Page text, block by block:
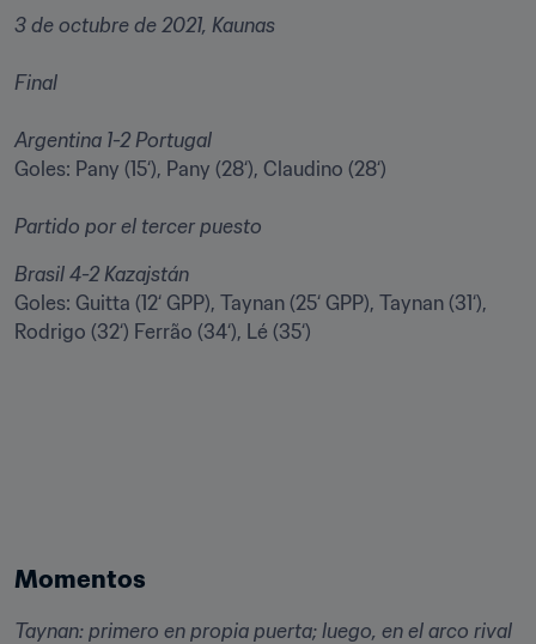
3 de octubre de 2021, Kaunas
Final
Argentina 1-2 Portugal
Goles: Pany (15‘), Pany (28‘), Claudino (28‘)
Partido por el tercer puesto
Brasil 4-2 Kazajstán
Goles: Guitta (12‘ GPP), Taynan (25‘ GPP), Taynan (31‘),
Rodrigo (32‘) Ferrão (34‘), Lé (35‘)
Momentos
Taynan: primero en propia puerta; luego, en el arco rival